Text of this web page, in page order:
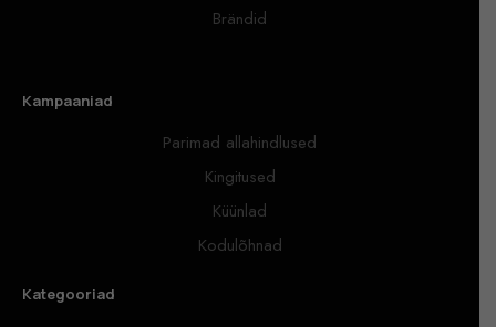
Brändid
Kampaaniad
Parimad allahindlused
Kingitused
Küünlad
Kodulõhnad
Kategooriad